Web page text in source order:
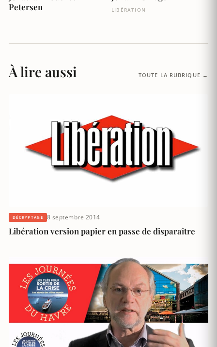
Petersen
LIBÉRATION
À lire aussi TOUTE LA RUBRIQUE →
DÉCRYPTAGE 8 septembre 2014
Libération version papier en passe de disparaître